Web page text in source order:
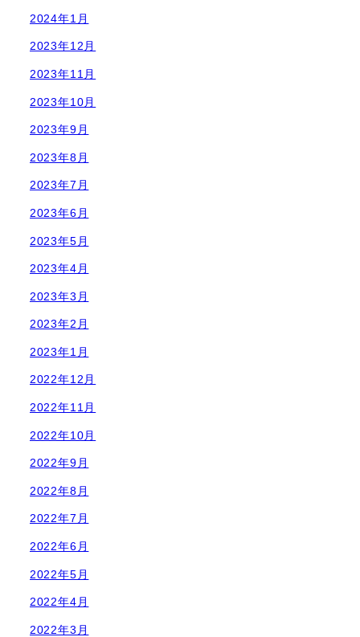
2024年1月
2023年12月
2023年11月
2023年10月
2023年9月
2023年8月
2023年7月
2023年6月
2023年5月
2023年4月
2023年3月
2023年2月
2023年1月
2022年12月
2022年11月
2022年10月
2022年9月
2022年8月
2022年7月
2022年6月
2022年5月
2022年4月
2022年3月